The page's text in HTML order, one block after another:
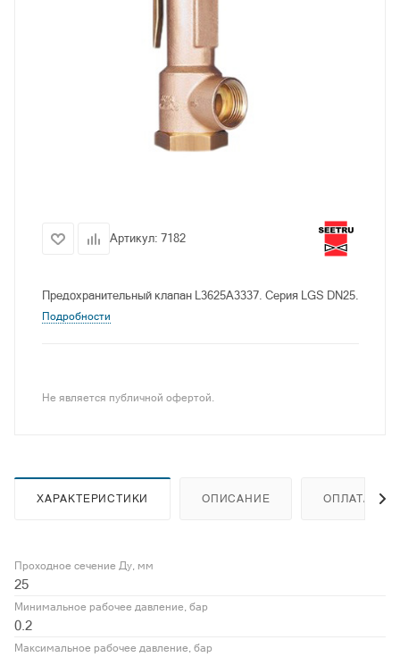
Артикул: 7182
Предохранительный клапан L3625A3337. Серия LGS DN25.
Подробности
Не является публичной офертой.
ХАРАКТЕРИСТИКИ ОПИСАНИЕ ОПЛАТА
Проходное сечение Ду, мм
25
Минимальное рабочее давление, бар
0.2
Максимальное рабочее давление, бар